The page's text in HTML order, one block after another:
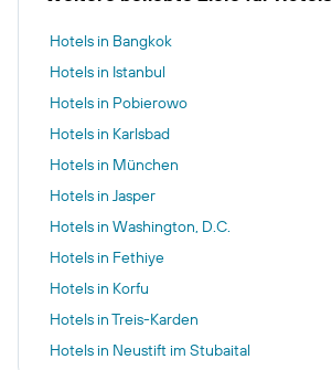
Hotels in Bangkok
Hotels in Istanbul
Hotels in Pobierowo
Hotels in Karlsbad
Hotels in München
Hotels in Jasper
Hotels in Washington, D.C.
Hotels in Fethiye
Hotels in Korfu
Hotels in Treis-Karden
Hotels in Neustift im Stubaital